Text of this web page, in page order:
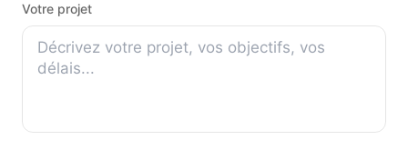
Votre projet